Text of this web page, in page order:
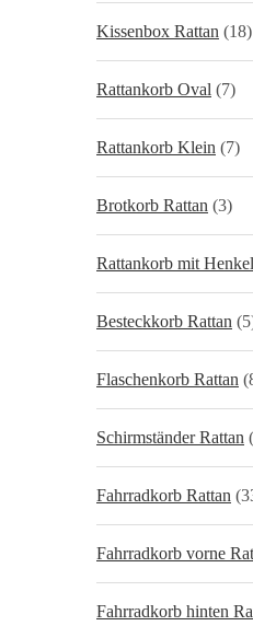
Kissenbox Rattan (18)
Rattankorb Oval (7)
Rattankorb Klein (7)
Brotkorb Rattan (3)
Rattankorb mit Henkel
Besteckkorb Rattan
Flaschenkorb Rattan
Schirmständer Rattan
Fahrradkorb Rattan
Fahrradkorb vorne
Fahrradkorb hinten